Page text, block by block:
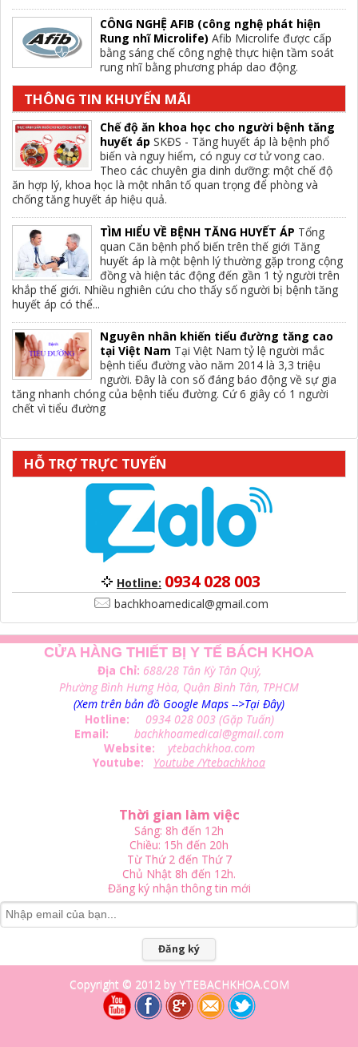
CÔNG NGHỆ AFIB (công nghệ phát hiện
Rung nhĩ Microlife) Afib Microlife được cấp
bằng sáng chế công nghệ thực hiện tầm soát
rung nhĩ bằng phương pháp dao động.
THÔNG TIN KHUYẾN MÃI
Chế độ ăn khoa học cho người bệnh tăng
huyết áp SKĐS - Tăng huyết áp là bệnh phổ
biến và nguy hiểm, có nguy cơ tử vong cao.
Theo các chuyên gia dinh dưỡng: một chế độ
ăn hợp lý, khoa học là một nhân tố quan trọng để phòng và
chống tăng huyết áp hiệu quả.
TÌM HIỂU VỀ BỆNH TĂNG HUYẾT ÁP Tổng
quan Căn bệnh phổ biến trên thế giới Tăng
huyết áp là một bệnh lý thường gặp trong cộng
đồng và hiện tác động đến gần 1 tỷ người trên
khắp thế giới. Nhiều nghiên cứu cho thấy số người bị bệnh tăng
huyết áp có thể...
Nguyên nhân khiến tiểu đường tăng cao
tại Việt Nam Tại Việt Nam tỷ lệ người mắc
bệnh tiểu đường vào năm 2014 là 3,3 triệu
người. Đây là con số đáng báo động về sự gia
tăng nhanh chóng của bệnh tiểu đường. Cứ 6 giây có 1 người
chết vì tiểu đường
HỖ TRỢ TRỰC TUYẾN
Hotline: 0934 028 003
bachkhoamedical@gmail.com
CỬA HÀNG THIẾT BỊ Y TẾ BÁCH KHOA
Địa Chỉ: 688/28 Tân Kỳ Tân Quý,
Phường Bình Hưng Hòa, Quận Bình Tân, TPHCM
(Xem trên bản đồ Google Maps -->Tại Đây)
Hotline: 0934 028 003 (Gặp Tuấn)
Email: bachkhoamedical@gmail.com
Website: ytebachkhoa.com
Youtube: Youtube /Ytebachkhoa
Thời gian làm việc
Sáng: 8h đến 12h
Chiều: 15h đến 20h
Từ Thứ 2 đến Thứ 7
Chủ Nhật 8h đến 12h.
Đăng ký nhận thông tin mới
Đăng ký
Copyright © 2012 by YTEBACHKHOA.COM